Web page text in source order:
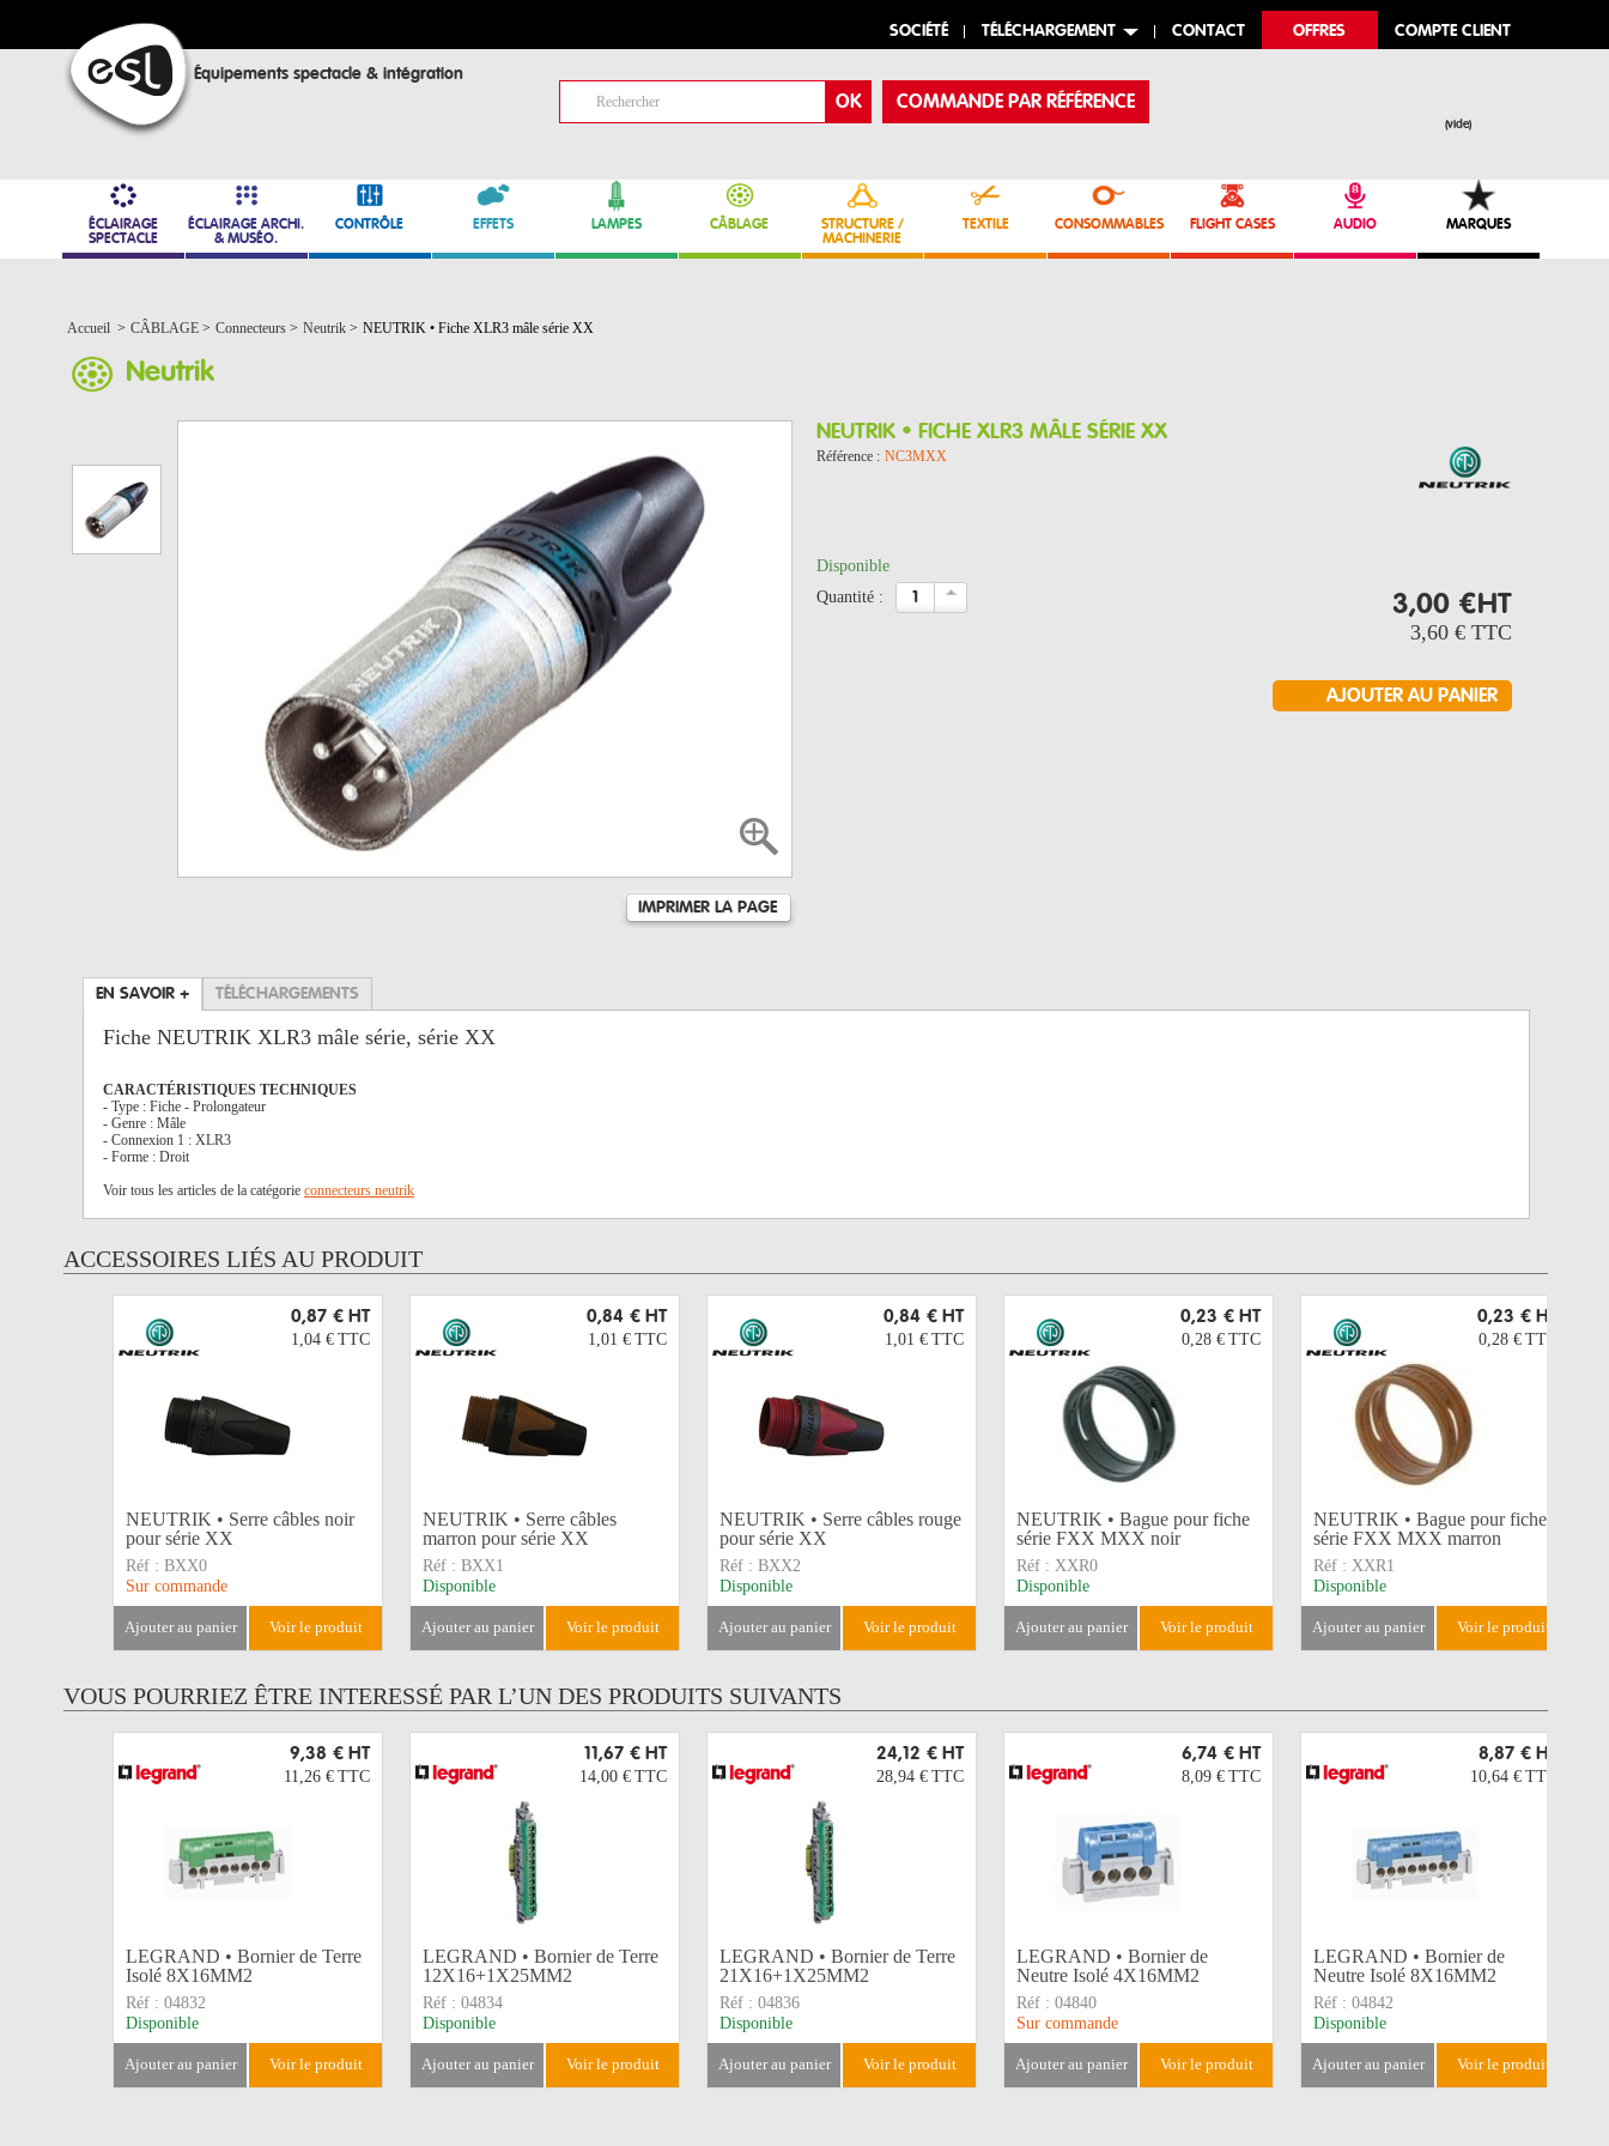
SOCIÉTÉ TÉLÉCHARGEMENT CONTACT OFFRES COMPTE CLIENT
Équipements spectacle & intégration
(vide)
COMMANDE PAR RÉFÉRENCE
ÉCLAIRAGE
SPECTACLE
ÉCLAIRAGE ARCHI.
& MUSÉO.
CONTRÔLE EFFETS LAMPES CÂBLAGE
STRUCTURE /
MACHINERIE
TEXTILE CONSOMMABLES FLIGHT CASES AUDIO MARQUES
Accueil > CÂBLAGE > Connecteurs > Neutrik > NEUTRIK • Fiche XLR3 mâle série XX
Neutrik
IMPRIMER LA PAGE
NEUTRIK • FICHE XLR3 MÂLE SÉRIE XX
Référence : NC3MXX
Disponible
quantité :
3,00 €HT
3,60 € TTC
EN SAVOIR + TÉLÉCHARGEMENTS
Fiche NEUTRIK XLR3 mâle série, série XX
CARACTÉRISTIQUES TECHNIQUES
- Type : Fiche - Prolongateur
- Genre : Mâle
- Connexion 1 : XLR3
- Forme : Droit
Voir tous les articles de la catégorie connecteurs neutrik
ACCESSOIRES LIÉS AU PRODUIT
0,87 € HT
1,04 € TTC
NEUTRIK • Serre câbles noir
pour série XX
Réf : BXX0
Sur commande
ajouter au panier voir le produit
0,84 € HT
1,01 € TTC
NEUTRIK • Serre câbles
marron pour série XX
Réf : BXX1
Disponible
ajouter au panier voir le produit
0,84 € HT
1,01 € TTC
NEUTRIK • Serre câbles rouge
pour série XX
Réf : BXX2
Disponible
ajouter au panier voir le produit
0,23 € HT
0,28 € TTC
NEUTRIK • Bague pour fiche
série FXX MXX noir
Réf : XXR0
Disponible
ajouter au panier voir le produit
0,23 € HT
0,28 € TTC
NEUTRIK • Bague pour fiche
série FXX MXX marron
Réf : XXR1
Disponible
ajouter au panier voir le produit
VOUS POURRIEZ ÊTRE INTERESSÉ PAR L’UN DES PRODUITS SUIVANTS
9,38 € HT
11,26 € TTC
LEGRAND • Bornier de Terre
Isolé 8X16MM2
Réf : 04832
Disponible
ajouter au panier voir le produit
11,67 € HT
14,00 € TTC
LEGRAND • Bornier de Terre
12X16+1X25MM2
Réf : 04834
Disponible
ajouter au panier voir le produit
24,12 € HT
28,94 € TTC
LEGRAND • Bornier de Terre
21X16+1X25MM2
Réf : 04836
Disponible
ajouter au panier voir le produit
6,74 € HT
8,09 € TTC
LEGRAND • Bornier de
Neutre Isolé 4X16MM2
Réf : 04840
Sur commande
ajouter au panier voir le produit
8,87 € HT
10,64 € TTC
LEGRAND • Bornier de
Neutre Isolé 8X16MM2
Réf : 04842
Disponible
ajouter au panier voir le produit